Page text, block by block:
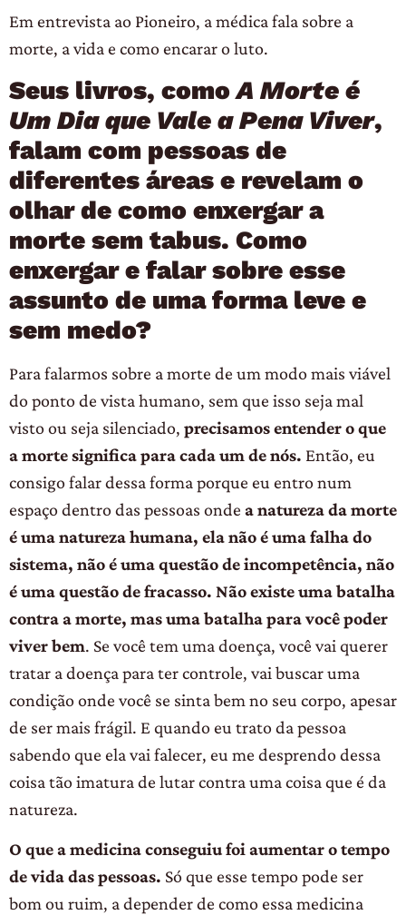
Em entrevista ao Pioneiro, a médica fala sobre a
morte, a vida e como encarar o luto.
Seus livros, comoA Morte é
Um Dia que Vale a Pena Viver,
falam com pessoas de
diferentes áreas e revelam o
olhar de como enxergar a
morte sem tabus. Como
enxergar e falar sobre esse
assunto de uma forma leve e
sem medo?
Para falarmos sobre a morte de um modo mais viável
do ponto de vista humano, sem que isso seja mal
visto ou seja silenciado, precisamos entender o que
a morte significa para cada um de nós. Então, eu
consigo falar dessa forma porque eu entro num
espaço dentro das pessoas onde a natureza da morte
é uma natureza humana, ela não é uma falha do
sistema, não é uma questão de incompetência, não
é uma questão de fracasso. Não existe uma batalha
contra a morte, mas uma batalha para você poder
viver bem. Se você tem uma doença, você vai querer
tratar a doença para ter controle, vai buscar uma
condição onde você se sinta bem no seu corpo, apesar
de ser mais frágil. E quando eu trato da pessoa
sabendo que ela vai falecer, eu me desprendo dessa
coisa tão imatura de lutar contra uma coisa que é da
natureza.
O que a medicina conseguiu foi aumentar o tempo
de vida das pessoas. Só que esse tempo pode ser
bom ou ruim, a depender de como essa medicina